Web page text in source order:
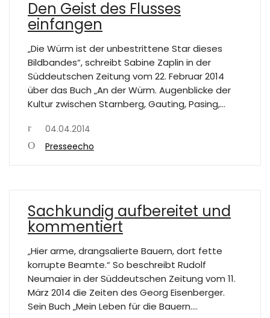
Den Geist des Flusses
einfangen
„Die Würm ist der unbestrittene Star dieses
Bildbandes“, schreibt Sabine Zaplin in der
Süddeutschen Zeitung vom 22. Februar 2014
über das Buch „An der Würm. Augenblicke der
Kultur zwischen Starnberg, Gauting, Pasing,…
04.04.2014
Presseecho
Sachkundig aufbereitet und
kommentiert
„Hier arme, drangsalierte Bauern, dort fette
korrupte Beamte.“ So beschreibt Rudolf
Neumaier in der Süddeutschen Zeitung vom 11.
März 2014 die Zeiten des Georg Eisenberger.
Sein Buch „Mein Leben für die Bauern.…